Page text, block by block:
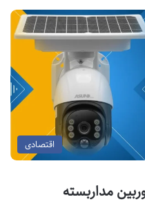
اقتصادی
مداربسته